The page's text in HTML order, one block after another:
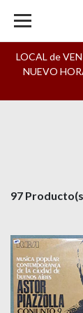
LOCAL de
NUEVO
97